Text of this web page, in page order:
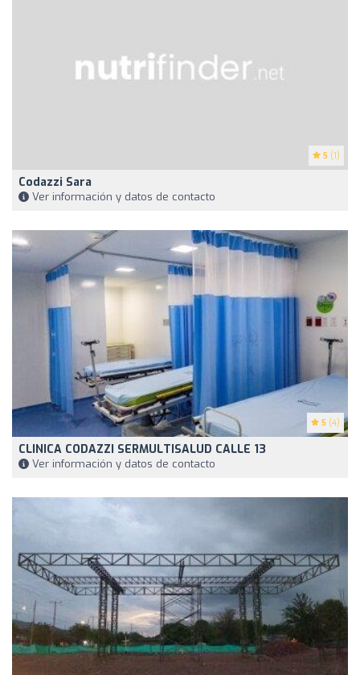
5 (1)
Codazzi Sara
Ver información y datos de contacto
5 (4)
CLINICA CODAZZI SERMULTISALUD CALLE 13
Ver información y datos de contacto